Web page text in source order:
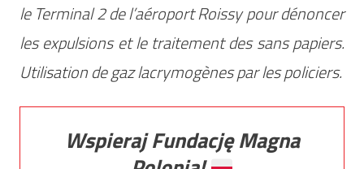
le Terminal 2 de l’aéroport Roissy pour dénoncer
les expulsions et le traitement des sans papiers.
Utilisation de gaz lacrymogènes par les policiers.
Wspieraj Fundację Magna